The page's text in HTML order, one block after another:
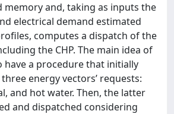
memory and, taking as inputs the
electrical demand estimated
computes a dispatch of the
the CHP. The main idea of
have a procedure that initially
energy vectors’ requests:
and hot water. Then, the latter
and dispatched considering